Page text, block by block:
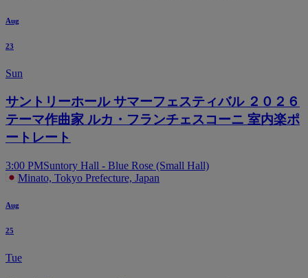
Aug
23
Sun
サントリーホール サマーフェスティバル ２０２６
テーマ作曲家 ルカ・フランチェスコーニ 室内楽ポ
ートレート
3:00 PMSuntory Hall - Blue Rose (Small Hall)
Minato, Tokyo Prefecture, Japan
Aug
25
Tue